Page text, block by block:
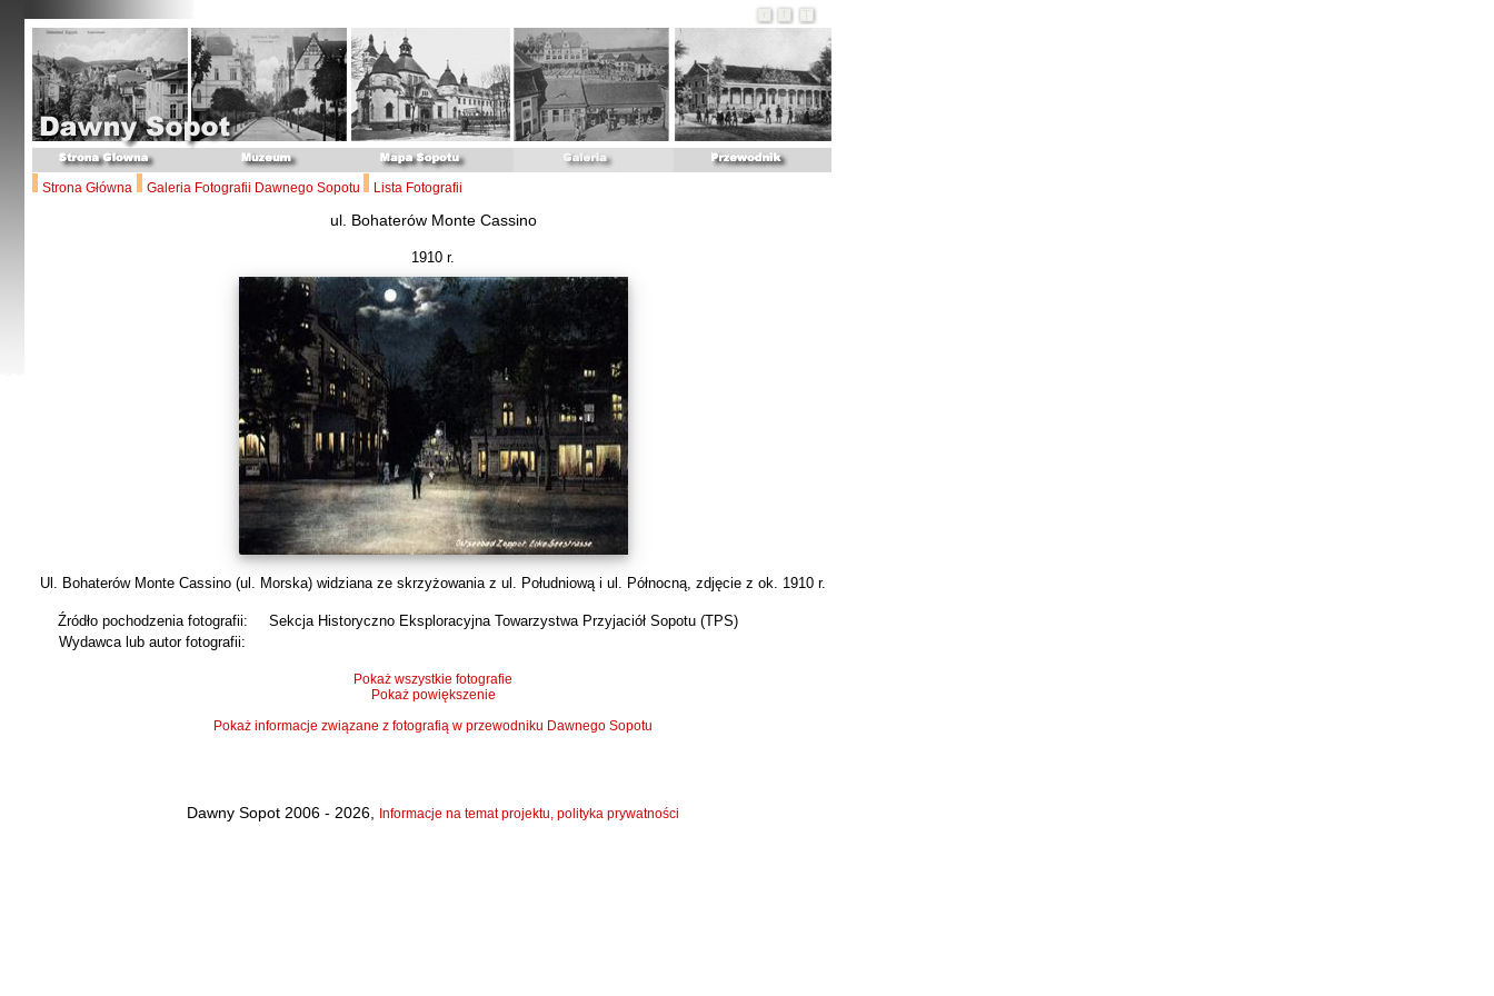
Strona Główna Galeria Fotografii Dawnego Sopotu Lista Fotografii
ul. Bohaterów Monte Cassino
1910 r.
Ul. Bohaterów Monte Cassino (ul. Morska) widziana ze skrzyżowania z ul. Południową i ul. Północną, zdjęcie z ok. 1910 r.
Źródło pochodzenia fotografii:
Sekcja Historyczno Eksploracyjna Towarzystwa Przyjaciół Sopotu (TPS)
Wydawca lub autor fotografii:
Pokaż wszystkie fotografie
Pokaż powiększenie
Pokaż informacje związane z fotografią w przewodniku Dawnego Sopotu
Dawny Sopot 2006 - 2026, Informacje na temat projektu, polityka prywatności